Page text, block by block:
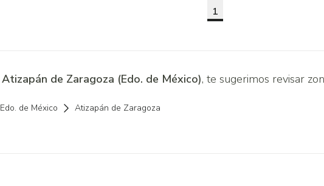
1
Atizapán de Zaragoza (Edo. de México), te sugerimos revisar
Edo. de México Atizapán de Zaragoza